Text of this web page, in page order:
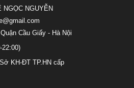
NGỌC NGUYỄN
Cầu Giấy - Hà Nội
22:00)
KH-ĐT TP.HN cấp